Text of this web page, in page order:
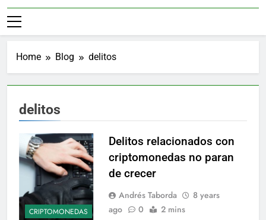
Home Blog delitos
delitos
CRIPTOMONEDAS
Delitos relacionados con
criptomonedas no paran
de crecer
Andrés Taborda
8 years
ago
0 2 mins